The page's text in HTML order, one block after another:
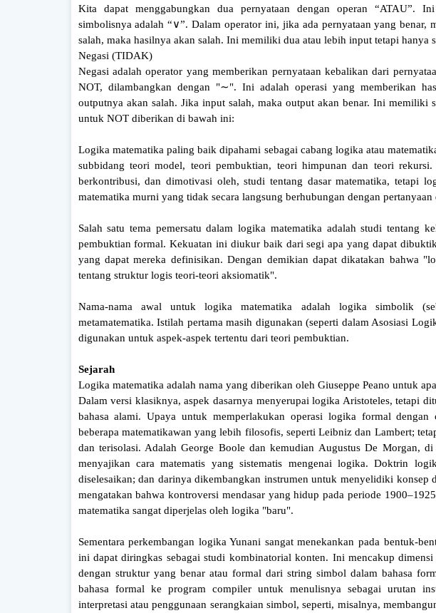
Kita dapat menggabungkan dua pernyataan dengan operan “ATAU”.
simbolisnya adalah “∨”. Dalam operator ini, jika ada pernyataan yang benar,
salah, maka hasilnya akan salah. Ini memiliki dua atau lebih input tetapi hanya
Negasi (TIDAK)
Negasi adalah operator yang memberikan pernyataan kebalikan dari
NOT, dilambangkan dengan "∼". Ini adalah operasi yang memberikan
outputnya akan salah. Jika input salah, maka output akan benar. Ini memiliki
untuk NOT diberikan di bawah ini:
Logika matematika paling baik dipahami sebagai cabang logika atau
subbidang teori model, teori pembuktian, teori himpunan dan teori
berkontribusi, dan dimotivasi oleh, studi tentang dasar matematika, tetapi
matematika murni yang tidak secara langsung berhubungan dengan pertanyaan
Salah satu tema pemersatu dalam logika matematika adalah studi tentang
pembuktian formal. Kekuatan ini diukur baik dari segi apa yang dapat
yang dapat mereka definisikan. Dengan demikian dapat dikatakan bahwa
tentang struktur logis teori-teori aksiomatik".
Nama-nama awal untuk logika matematika adalah logika simbolik
metamatematika. Istilah pertama masih digunakan (seperti dalam Asosiasi
digunakan untuk aspek-aspek tertentu dari teori pembuktian.
Sejarah
Logika matematika adalah nama yang diberikan oleh Giuseppe Peano untuk
Dalam versi klasiknya, aspek dasarnya menyerupai logika Aristoteles, tetapi
bahasa alami. Upaya untuk memperlakukan operasi logika formal
beberapa matematikawan yang lebih filosofis, seperti Leibniz dan Lambert;
dan terisolasi. Adalah George Boole dan kemudian Augustus De Morgan, di
menyajikan cara matematis yang sistematis mengenai logika. Doktrin
diselesaikan; dan darinya dikembangkan instrumen untuk menyelidiki konsep
mengatakan bahwa kontroversi mendasar yang hidup pada periode
matematika sangat diperjelas oleh logika "baru".
Sementara perkembangan logika Yunani sangat menekankan pada bentuk-
ini dapat diringkas sebagai studi kombinatorial konten. Ini mencakup
dengan struktur yang benar atau formal dari string simbol dalam bahasa
bahasa formal ke program compiler untuk menulisnya sebagai urutan
interpretasi atau penggunaan serangkaian simbol, seperti, misalnya,